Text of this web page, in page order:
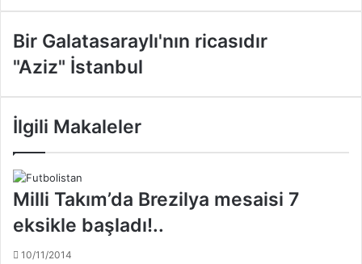
B
l
t
a
a
r
y
Bir Galatasaraylı'nın ricasıdır
"
z
i
s
t
n
b
"Aziz" İstanbul
İlgili Makaleler
Milli Takım’da Brezilya mesaisi 7
eksikle başladı!..
10/11/2014